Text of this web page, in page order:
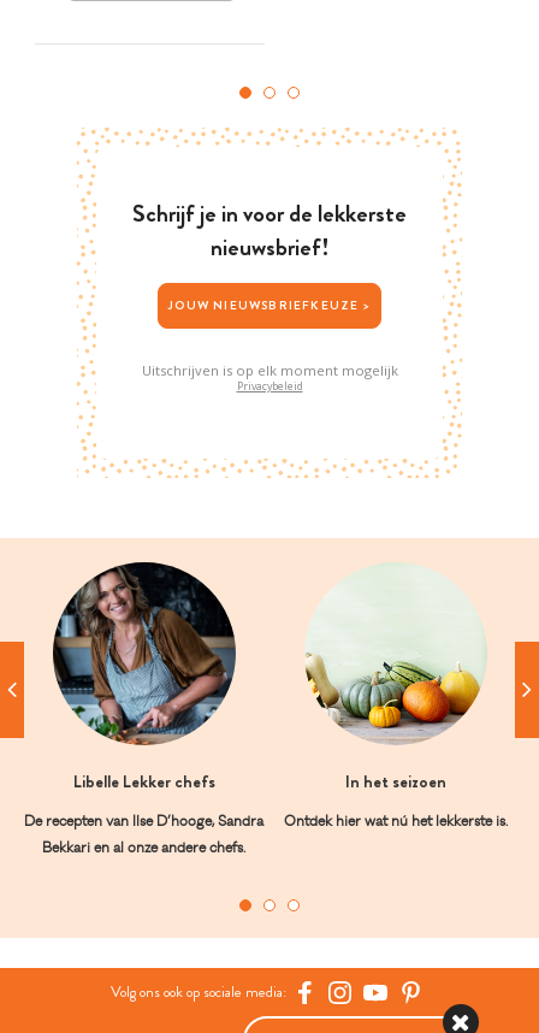
Schrijf je in voor de lekkerste
nieuwsbrief!
JOUW NIEUWSBRIEFKEUZE >
Uitschrijven is op elk moment mogelijk
Privacybeleid
Libelle Lekker chefs
De recepten van Ilse D’hooge, Sandra
Bekkari en al onze andere chefs.
In het seizoen
Ontdek hier wat nú het lekkerste is.
Volg ons ook op sociale media: